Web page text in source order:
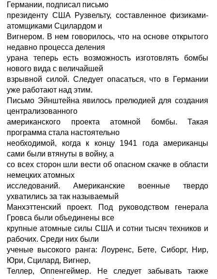
Германии, подписал письмо
президенту США Рузвельту, составленное физиками-
атомщиками Сцилардом и
Вигнером. В нем говорилось, что на основе открытого
недавно процесса деления
урана теперь есть возможность изготовлять бомбы
нового вида с величайшей
взрывной силой. Следует опасаться, что в Германии
уже работают над этим.
Письмо Эйнштейна явилось прелюдией для создания
централизованного
американского проекта атомной бомбы. Такая
программа стала настоятельно
необходимой, когда к концу 1941 года американцы
сами были втянуты в войну, а
со всех сторон шли вести об опасном скачке в области
немецких атомных
исследований. Американские военные твердо
ухватились за так называемый
Манхэттенский проект. Под руководством генерала
Гровса были объединены все
крупные атомные силы США и сотни тысяч техников и
рабочих. Среди них были
ученые высокого ранга: Лоуренс, Бете, Сиборг, Нир,
Юри, Сцилард, Вигнер,
Теллер, Оппенгеймер. Не следует забывать также